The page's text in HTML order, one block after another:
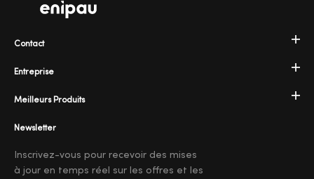
Entreprise
Meilleurs Produits
Contact
Newsletter
Inscrivez-vous pour recevoir des mises
à jour en temps réel sur les offres et les